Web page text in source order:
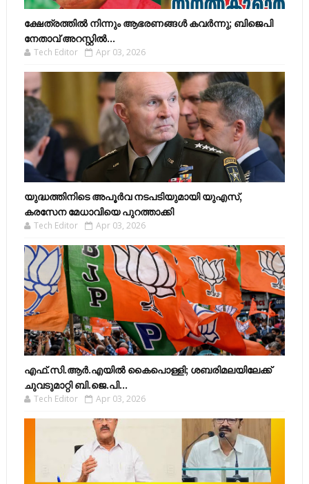
ക്ഷേത്രത്തിൽ നിന്നും ആഭരണങ്ങൾ കവർന്നു; ബിജെപി
നേതാവ് അറസ്റ്റിൽ...
Tech Editor Apr 03, 2026
യുദ്ധത്തിനിടെ അപൂർവ നടപടിയുമായി യുഎസ്,
കരസേന മേധാവിയെ പുറത്താക്കി
Tech Editor Apr 03, 2026
എഫ്​.സി.ആർ.എയിൽ കൈപൊള്ളി; ശബരിമലയിലേക്ക്​
ചുവടുമാറ്റി ബി.ജെ.പി...
Tech Editor Apr 03, 2026